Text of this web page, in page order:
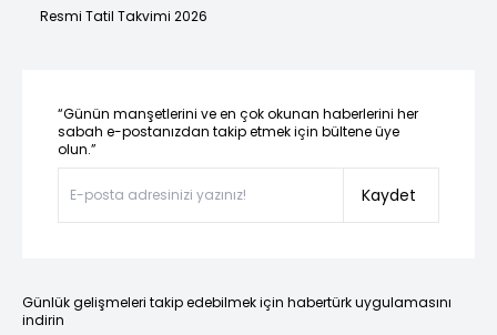
Resmi Tatil Takvimi 2026
“Günün manşetlerini ve en çok okunan haberlerini her
sabah e-postanızdan takip etmek için bültene üye
olun.”
Kaydet
Günlük gelişmeleri takip edebilmek için habertürk uygulamasını
indirin